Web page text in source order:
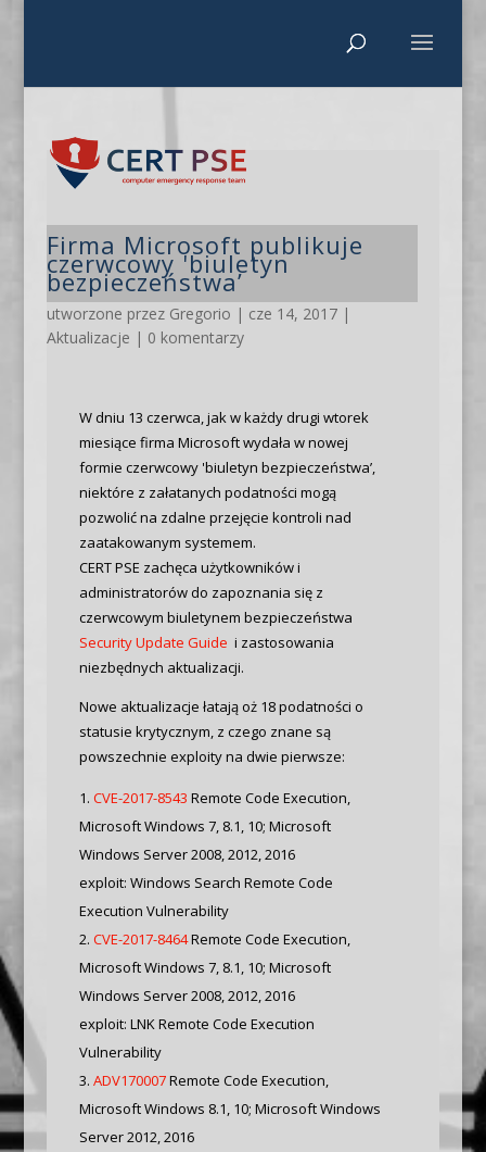
Firma Microsoft publikuje
czerwcowy 'biuletyn
bezpieczeństwa’
utworzone przez Gregorio | cze 14, 2017|
Aktualizacje | 0 komentarzy
W dniu 13 czerwca, jak w każdy drugi wtorek
miesiące firma Microsoft wydała w nowej
formie czerwcowy 'biuletyn bezpieczeństwa’,
niektóre z załatanych podatności mogą
pozwolić na zdalne przejęcie kontroli nad
zaatakowanym systemem.
CERT PSE zachęca użytkowników i
administratorów do zapoznania się z
czerwcowym biuletynem bezpieczeństwa
Security Update Guide i zastosowania
niezbędnych aktualizacji.
Nowe aktualizacje łatają oż 18 podatności o
statusie krytycznym, z czego znane są
powszechnie exploity na dwie pierwsze:
CVE-2017-8543 Remote Code Execution,
Microsoft Windows 7, 8.1, 10; Microsoft
Windows Server 2008, 2012, 2016
exploit: Windows Search Remote Code
Execution Vulnerability
CVE-2017-8464Remote Code Execution,
Microsoft Windows 7, 8.1, 10; Microsoft
Windows Server 2008, 2012, 2016
exploit: LNK Remote Code Execution
Vulnerability
ADV170007Remote Code Execution,
Microsoft Windows 8.1, 10; Microsoft Windows
Server 2012, 2016